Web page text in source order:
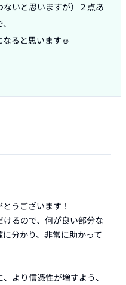
ないと思いますが）２点あ
なると思います☺️
うございます！
るので、何が良い部分な
分かり、非常に助かって
より信憑性が増すよう、